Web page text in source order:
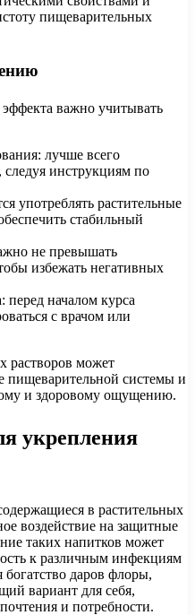
пищеварительных
важно учитывать
лучше всего
следуя инструкциям по
употреблять растительные
стабильный
не превышать
избежать негативных
перед началом курса
с врачом или
растворов может
пищеварительной системы и
и здоровому ощущению.
укрепления
в растительных
воздействие на защитные
таких напитков может
к различным инфекциям
даров флоры,
вариант для себя,
и потребности.